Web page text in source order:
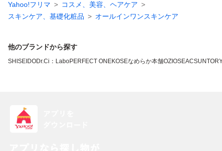
Yahoo!フリマ
コスメ、美容、ヘアケア
スキンケア、基礎化粧品
オールインワンスキンケア
他のブランドから探す
SHISEIDODr.Ci：LaboPERFECT ONEKOSEなめらか本舗OZIOSEAC